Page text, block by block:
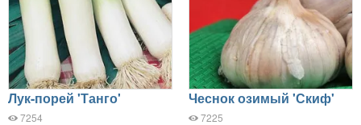
Лук-порей 'Танго'
7254
Чеснок озимый 'Скиф'
7225